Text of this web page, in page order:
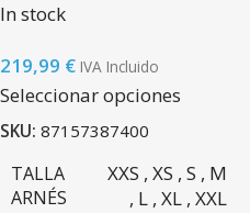
In stock
219,99 € IVA Incluido
Seleccionar opciones
SKU: 87157387400
TALLA
ARNÉS
XXS , XS , S , M
, L , XL , XXL